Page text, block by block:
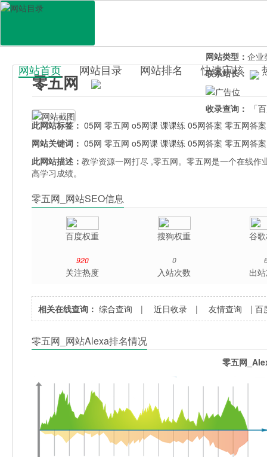
百科目录
网站首页 网站目录 网站排名 快速审核
零五网
网站类型： 企业
联系站长：
收录查询：
「
此网站标签： 05网 零五网 o5网课 课课练 05网答案 零五网答案
网站关键词： 05网 零五网 o5网课 课课练 05网答案 零五网答案
此网站描述：教学资源一网打尽 ,零五网。零五网是一个在线
高学习成绩。
零五网_网站SEO信息
百度权重 搜狗权重 谷
920
关注热度
0
入站次数 出
相关在线查询： 综合查询 |近日收录 |友情查询 |百
零五网_网站Alexa排名情况
零五网